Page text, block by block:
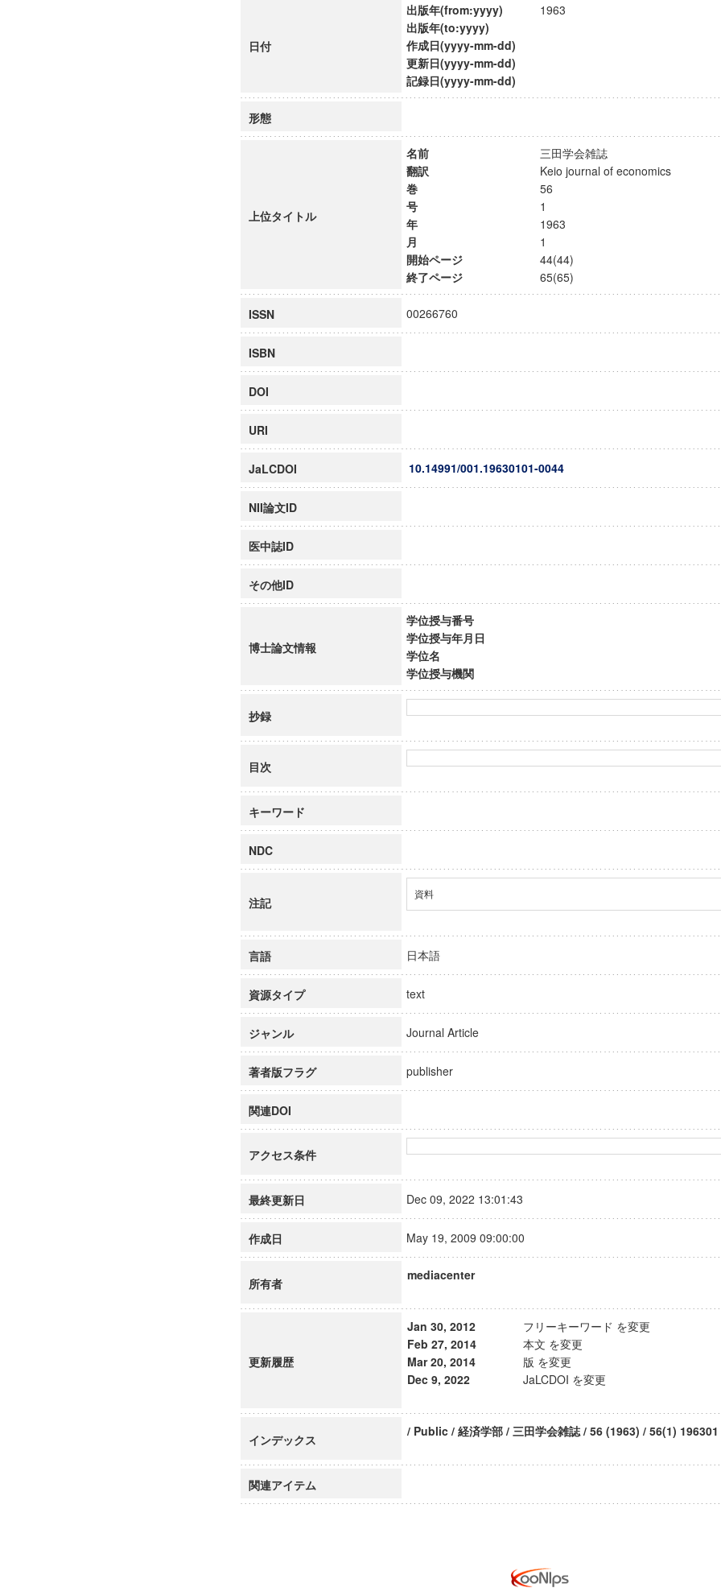
慶應義塾大学グローバルCOEプログラム市民社会ガバナンス教育研究センター
慶應義塾大学グローバルCOEプログラム論理と感性の先端的教育研究拠点
博士課程教育リーディングプログラム「超成熟社会発展のサイエンス」
日付
出版年(from:yyyy)
1963
出版年(to:yyyy)
作成日(yyyy-mm-dd)
更新日(yyyy-mm-dd)
記録日(yyyy-mm-dd)
形態
上位タイトル
名前
三田学会雑誌
翻訳
Keio journal of economics
巻
56
号
1
年
1963
月
1
開始ページ
44(44)
終了ページ
65(65)
ISSN 00266760
ISBN
DOI
URI
JaLCDOI 10.14991/001.19630101-0044
NII論文ID
医中誌ID
その他ID
博士論文情報
学位授与番号
学位授与年月日
学位名
学位授与機関
抄録
目次
キーワード
NDC
注記
資料
言語 日本語
資源タイプ text
ジャンル Journal Article
著者版フラグ publisher
関連DOI
アクセス条件
最終更新日 Dec 09, 2022 13:01:43
作成日 May 19, 2009 09:00:00
所有者
mediacenter
更新履歴
Jan 30, 2012
フリーキーワード を変更
Feb 27, 2014
本文 を変更
Mar 20, 2014
版 を変更
Dec 9, 2022
JaLCDOI を変更
インデックス
/ Public / 経済学部 / 三田学会雑誌 / 56 (1963) / 56(1) 196301
関連アイテム